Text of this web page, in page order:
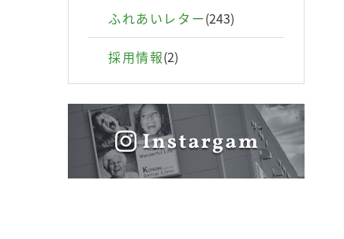
治療内容
ふれあいレター(243)
採用情報(2)